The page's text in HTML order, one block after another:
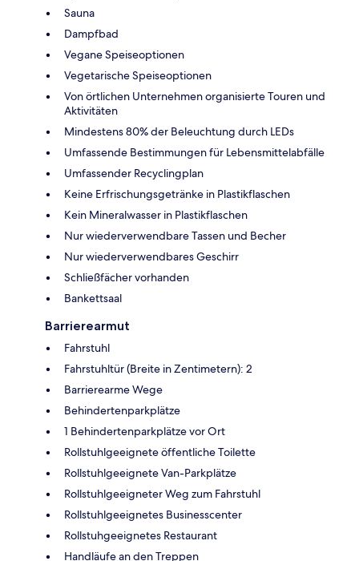
Sauna
Dampfbad
Vegane Speiseoptionen
Vegetarische Speiseoptionen
Von örtlichen Unternehmen organisierte Touren und
Aktivitäten
Mindestens 80% der Beleuchtung durch LEDs
Umfassende Bestimmungen für Lebensmittelabfälle
Umfassender Recyclingplan
Keine Erfrischungsgetränke in Plastikflaschen
Kein Mineralwasser in Plastikflaschen
Nur wiederverwendbare Tassen und Becher
Nur wiederverwendbares Geschirr
Schließfächer vorhanden
Bankettsaal
Barrierearmut
Fahrstuhl
Fahrstuhltür (Breite in Zentimetern): 2
Barrierearme Wege
Behindertenparkplätze
1 Behindertenparkplätze vor Ort
Rollstuhlgeeignete öffentliche Toilette
Rollstuhlgeeignete Van-Parkplätze
Rollstuhlgeeigneter Weg zum Fahrstuhl
Rollstuhlgeeignetes Businesscenter
Rollstuhgeeignetes Restaurant
Handläufe an den Treppen